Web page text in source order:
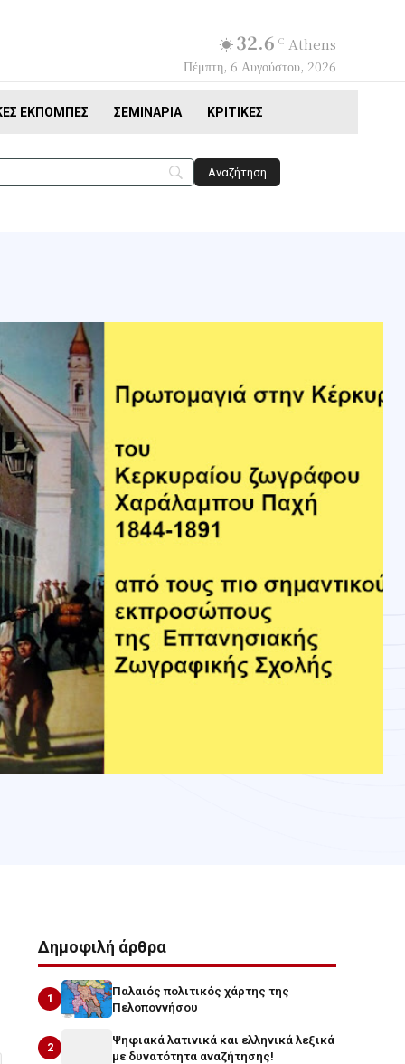
32.6 C Athens
Πέμπτη, 6 Αυγούστου, 2026
ΕΚΠΟΜΠΈΣ ΣΕΜΙΝΆΡΙΑ ΚΡΙΤΙΚΈΣ
Δημοφιλή άρθρα
1
Παλαιός πολιτικός χάρτης της
Πελοποννήσου
2
Ψηφιακά λατινικά και ελληνικά λεξικά
με δυνατότητα αναζήτησης!